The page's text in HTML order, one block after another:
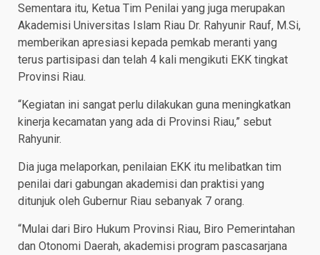
Sementara itu, Ketua Tim Penilai yang juga merupakan
Akademisi Universitas Islam Riau Dr. Rahyunir Rauf, M.Si,
memberikan apresiasi kepada pemkab meranti yang
terus partisipasi dan telah 4 kali mengikuti EKK tingkat
Provinsi Riau.
“Kegiatan ini sangat perlu dilakukan guna meningkatkan
kinerja kecamatan yang ada di Provinsi Riau,” sebut
Rahyunir.
Dia juga melaporkan, penilaian EKK itu melibatkan tim
penilai dari gabungan akademisi dan praktisi yang
ditunjuk oleh Gubernur Riau sebanyak 7 orang.
“Mulai dari Biro Hukum Provinsi Riau, Biro Pemerintahan
dan Otonomi Daerah, akademisi program pascasarjana